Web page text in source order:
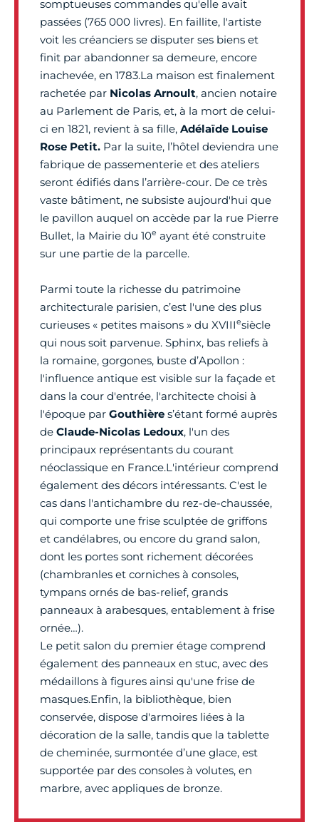
somptueuses commandes qu'elle avait
passées (765 000 livres). En faillite, l'artiste
voit les créanciers se disputer ses biens et
finit par abandonner sa demeure, encore
inachevée, en 1783.La maison est finalement
rachetée par Nicolas Arnoult, ancien notaire
au Parlement de Paris, et, à la mort de celui-
ci en 1821, revient à sa fille, Adélaïde Louise
Rose Petit. Par la suite, l’hôtel deviendra une
fabrique de passementerie et des ateliers
seront édifiés dans l’arrière-cour. De ce très
vaste bâtiment, ne subsiste aujourd'hui que
le pavillon auquel on accède par la rue Pierre
Bullet, la Mairie du 10e ayant été construite
sur une partie de la parcelle.
Parmi toute la richesse du patrimoine
architecturale parisien, c’est l'une des plus
curieuses « petites maisons » du XVIIIesiècle
qui nous soit parvenue. Sphinx, bas reliefs à
la romaine, gorgones, buste d’Apollon :
l'influence antique est visible sur la façade et
dans la cour d'entrée, l'architecte choisi à
l'époque par Gouthière s’étant formé auprès
de Claude-Nicolas Ledoux, l'un des
principaux représentants du courant
néoclassique en France.L'intérieur comprend
également des décors intéressants. C'est le
cas dans l'antichambre du rez-de-chaussée,
qui comporte une frise sculptée de griffons
et candélabres, ou encore du grand salon,
dont les portes sont richement décorées
(chambranles et corniches à consoles,
tympans ornés de bas-relief, grands
panneaux à arabesques, entablement à frise
ornée…).
Le petit salon du premier étage comprend
également des panneaux en stuc, avec des
médaillons à figures ainsi qu'une frise de
masques.Enfin, la bibliothèque, bien
conservée, dispose d'armoires liées à la
décoration de la salle, tandis que la tablette
de cheminée, surmontée d’une glace, est
supportée par des consoles à volutes, en
marbre, avec appliques de bronze.